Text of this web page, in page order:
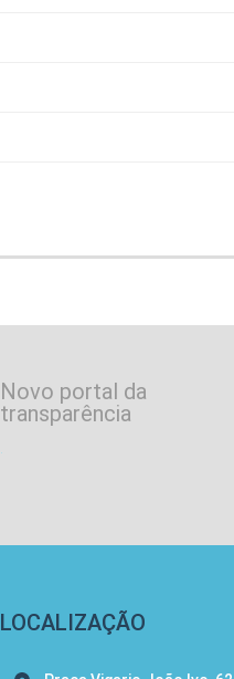
Novo portal da
transparência
.
LOCALIZAÇÃO